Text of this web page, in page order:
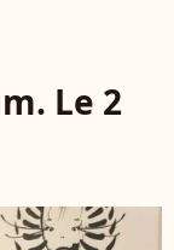
Le 2